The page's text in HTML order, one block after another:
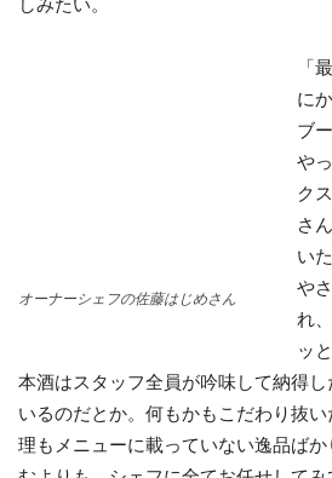
オーナーシェフの佐藤はじめさん
「
に
ブ
や
ク
さ
い
や
れ
ッ
本酒はスタッフ全員が吟味して納得
いるのだとか。何もかもこだわり抜
理もメニューに載っていない逸品ば